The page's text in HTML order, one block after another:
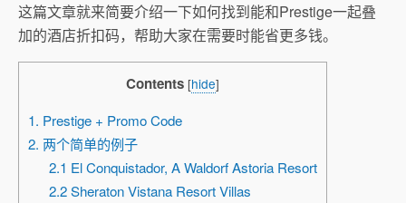
这篇文章就来简要介绍一下如何找到能和Prestige一起叠
加的酒店折扣码，帮助大家在需要时能省更多钱。
Contents [hide]
1. Prestige + Promo Code
2. 两个简单的例子
2.1 El Conquistador, A Waldorf Astoria Resort
2.2 Sheraton Vistana Resort Villas